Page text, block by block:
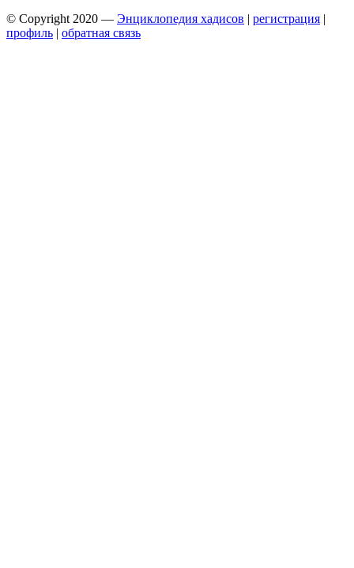
© Copyright 2020 — Энциклопедия хадисов | регистрация |
профиль | обратная связь